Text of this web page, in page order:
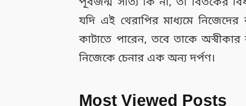
যদি এই থেরাপির মাধ্যমে
কাটাতে পারেন, তবে তাকে
নিজেকে চেনার এক অন্য দর্পণ।